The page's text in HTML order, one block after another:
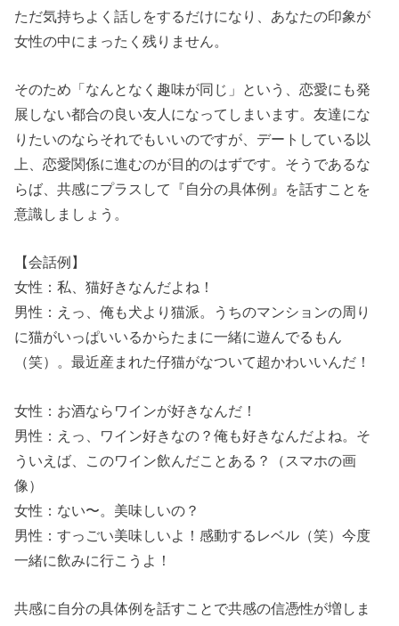
ただ気持ちよく話しをするだけになり、あなたの印象が
女性の中にまったく残りません。
そのため「なんとなく趣味が同じ」という、恋愛にも発
展しない都合の良い友人になってしまいます。友達にな
りたいのならそれでもいいのですが、デートしている以
上、恋愛関係に進むのが目的のはずです。そうであるな
らば、共感にプラスして『自分の具体例』を話すことを
意識しましょう。
【会話例】
女性：私、猫好きなんだよね！
男性：えっ、俺も犬より猫派。うちのマンションの周り
に猫がいっぱいいるからたまに一緒に遊んでるもん
（笑）。最近産まれた仔猫がなついて超かわいいんだ！
女性：お酒ならワインが好きなんだ！
男性：えっ、ワイン好きなの？俺も好きなんだよね。そ
ういえば、このワイン飲んだことある？（スマホの画
像）
女性：ない〜。美味しいの？
男性：すっごい美味しいよ！感動するレベル（笑）今度
一緒に飲みに行こうよ！
共感に自分の具体例を話すことで共感の信憑性が増しま